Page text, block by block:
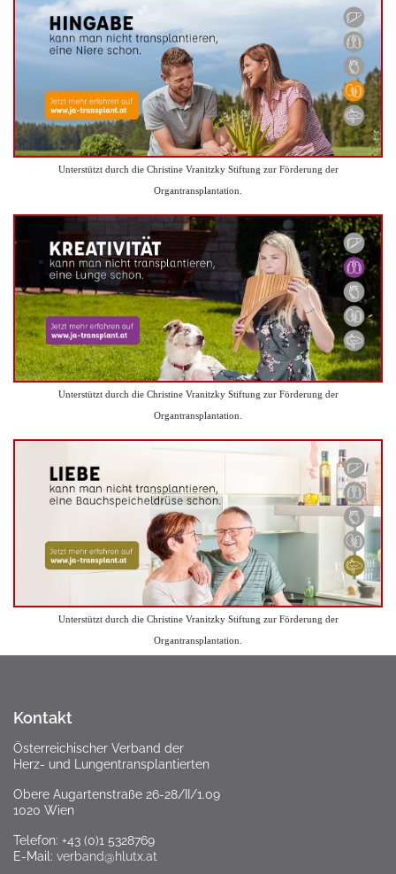
Unterstützt durch die Christine Vranitzky Stiftung zur Förderung der
Organtransplantation.
Unterstützt durch die Christine Vranitzky Stiftung zur Förderung der
Organtransplantation.
Unterstützt durch die Christine Vranitzky Stiftung zur Förderung der
Organtransplantation.
Kontakt
Österreichischer Verband der
Herz- und Lungentransplantierten
Obere Augartenstraße 26-28/II/1.09
1020 Wien
Telefon: +43 (0)1 5328769
E-Mail: verband@hlutx.at